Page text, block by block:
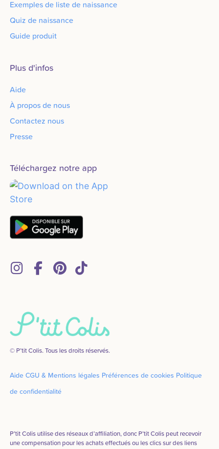
Exemples de liste de naissance
Quiz de naissance
Guide produit
Plus d'infos
Aide
À propos de nous
Contactez nous
Presse
Téléchargez notre app
© P’tit Colis. Tous les droits réservés.
Aide CGU & Mentions légales Préférences de cookies Politique
de confidentialité
P’tit Colis utilise des réseaux d’affiliation, donc P’tit Colis peut recevoir
une compensation pour les achats effectués ou les clics sur des liens